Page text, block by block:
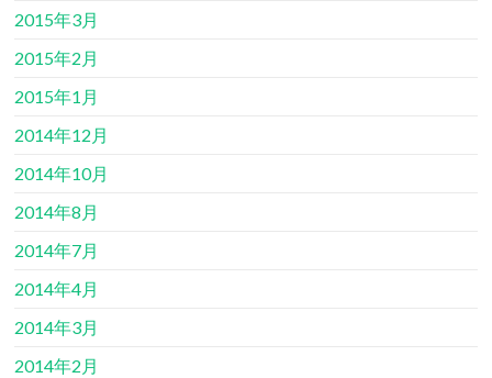
2015年3月
2015年2月
2015年1月
2014年12月
2014年10月
2014年8月
2014年7月
2014年4月
2014年3月
2014年2月